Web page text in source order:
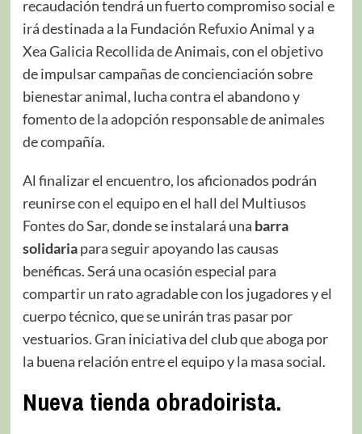
recaudación tendrá un fuerto compromiso social e
irá destinada a la Fundación Refuxio Animal y a
Xea Galicia Recollida de Animais, con el objetivo
de impulsar campañas de concienciación sobre
bienestar animal, lucha contra el abandono y
fomento de la adopción responsable de animales
de compañía.
Al finalizar el encuentro, los aficionados podrán
reunirse con el equipo en el hall del Multiusos
Fontes do Sar, donde se instalará una barra
solidariapara seguir apoyando las causas
benéficas. Será una ocasión especial para
compartir un rato agradable con los jugadores y el
cuerpo técnico, que se unirán tras pasar por
vestuarios. Gran iniciativa del club que aboga por
la buena relación entre el equipo y la masa social.
Nueva tienda obradoirista.